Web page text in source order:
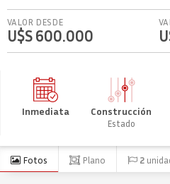
VALOR DESDE
U$S 600.000
Inmediata Construcción
Estado
Fotos Plano 2